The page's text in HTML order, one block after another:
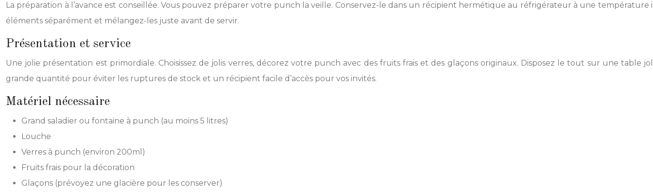
La préparation à l’avance est conseillée. Vous pouvez préparer votre punch la veille. Conservez-le dans un récipient hermétique au réfrigérateur à une
éléments séparément et mélangez-les juste avant de servir.
Présentation et service
Une jolie présentation est primordiale. Choisissez de jolis verres, décorez votre punch avec des fruits frais et des glaçons originaux. Disposez le tout sur une table
grande quantité pour éviter les ruptures de stock et un récipient facile d’accès pour vos invités.
Matériel nécessaire
Grand saladier ou fontaine à punch (au moins 5 litres)
Louche
Verres à punch (environ 200ml)
Fruits frais pour la décoration
Glaçons (prévoyez une glacière pour les conserver)